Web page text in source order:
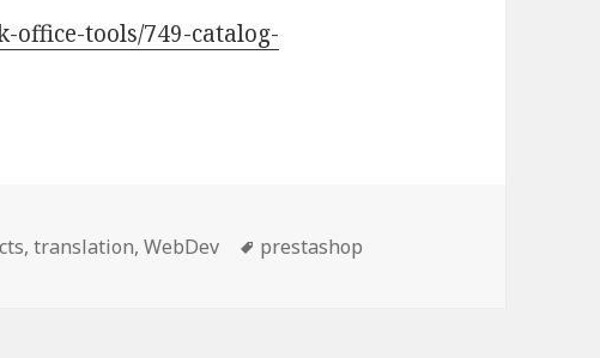
office-tools/749-catalog-
,translation,WebDev Метки
prestashop